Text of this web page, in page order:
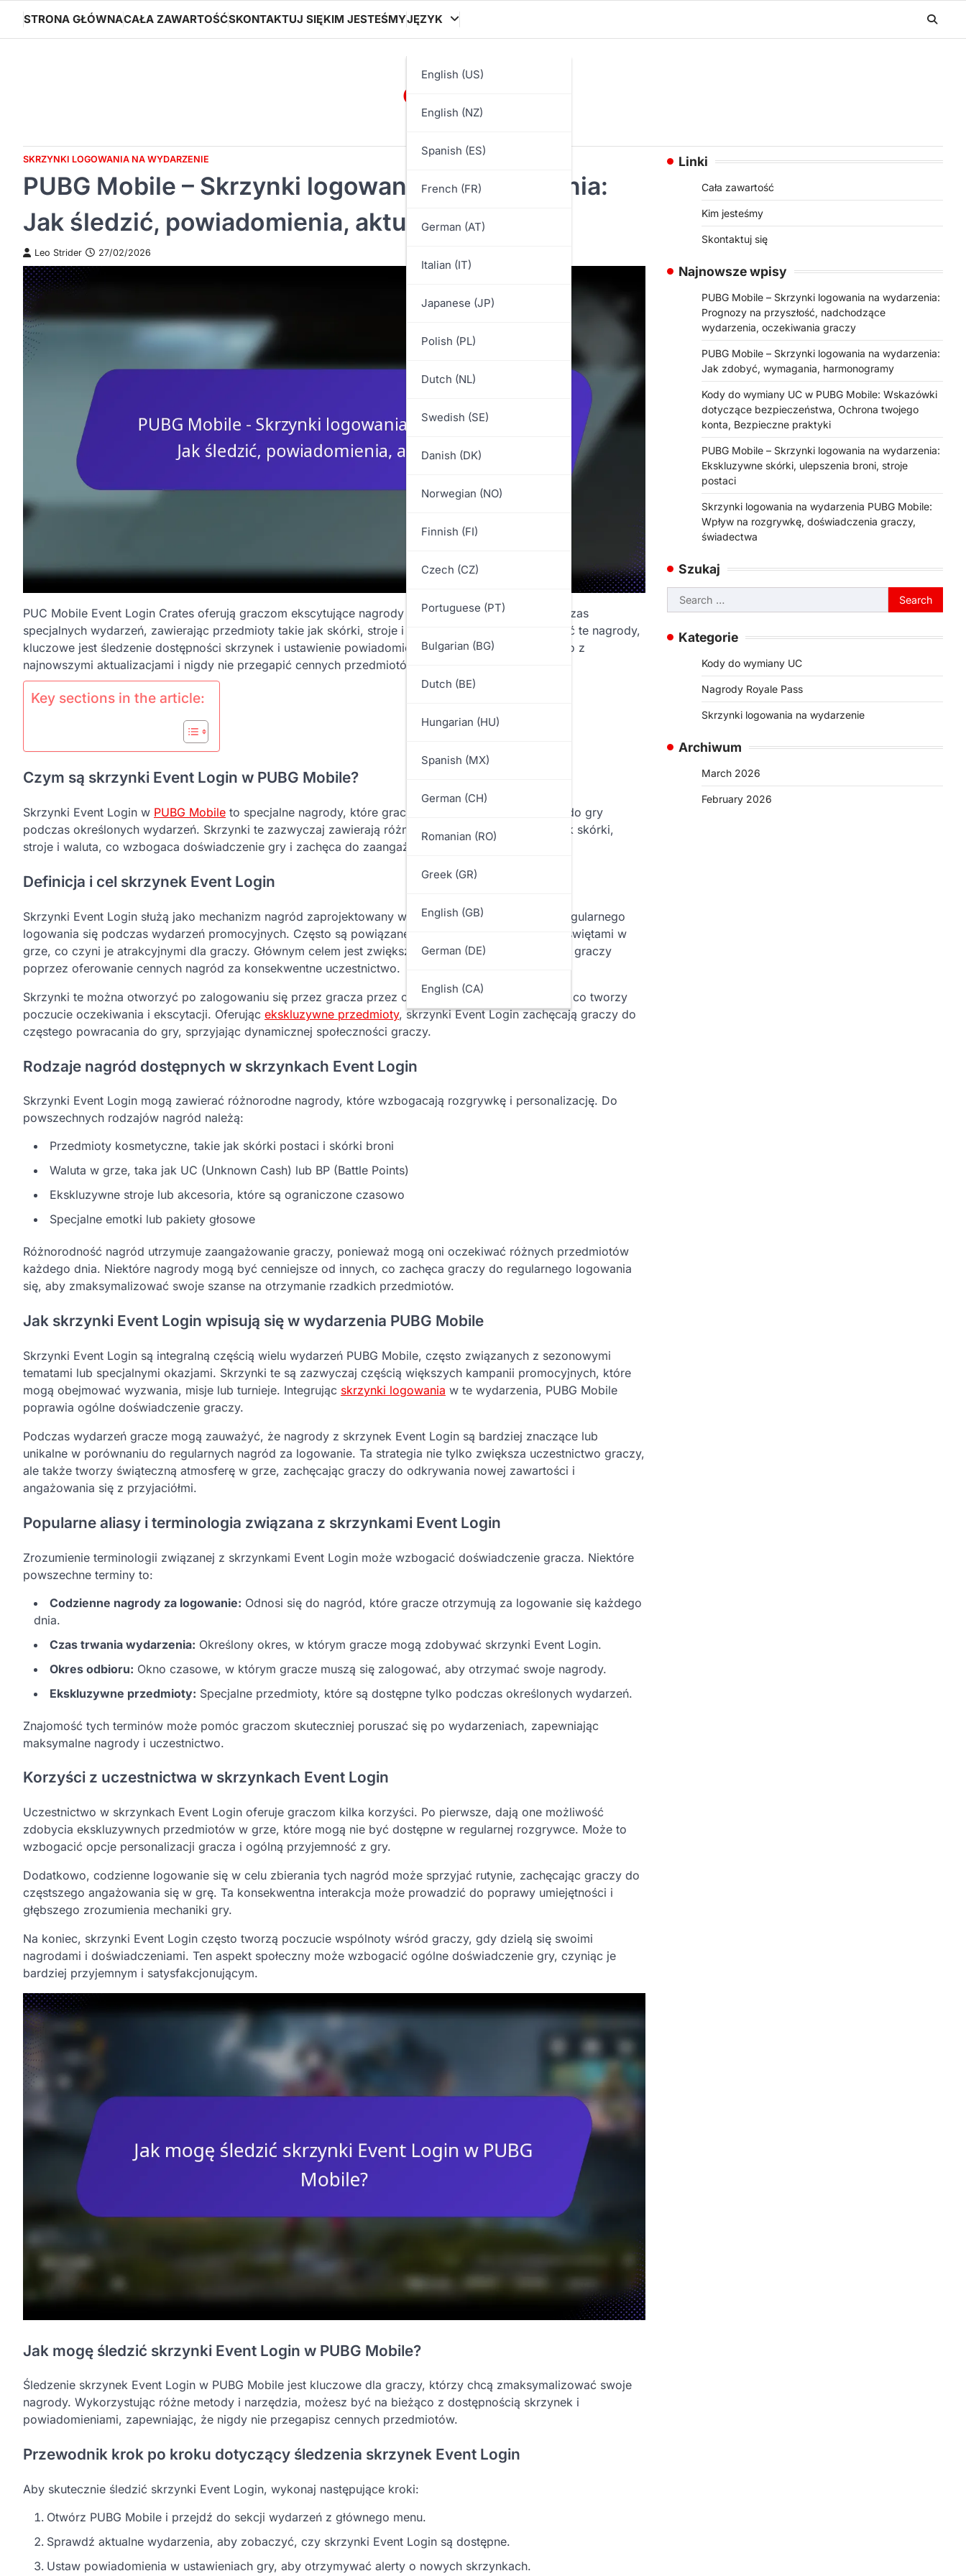
content
STRONA GŁÓWNACAŁA ZAWARTOŚĆSKONTAKTUJ SIĘKIM JESTEŚMYJĘZYK
English (US)
English (NZ)
Spanish (ES)
French (FR)
German (AT)
Italian (IT)
Japanese (JP)
Polish (PL)
Dutch (NL)
Swedish (SE)
Danish (DK)
Norwegian (NO)
Finnish (FI)
Czech (CZ)
Portuguese (PT)
Bulgarian (BG)
Dutch (BE)
Hungarian (HU)
Spanish (MX)
German (CH)
Romanian (RO)
Greek (GR)
English (GB)
German (DE)
English (CA)
ooocon.org
SKRZYNKI LOGOWANIA NA WYDARZENIE
PUBG Mobile – Skrzynki logowania na wydarzenia:
Jak śledzić, powiadomienia, aktualizacje
Leo Strider 27/02/2026
PUC Mobile Event Login Crates oferują graczom ekscytujące nagrody za logowanie się do gry podczas
specjalnych wydarzeń, zawierając przedmioty takie jak skórki, stroje i waluta. Aby zmaksymalizować te nagrody,
kluczowe jest śledzenie dostępności skrzynek i ustawienie powiadomień, co pozwala być na bieżąco z
najnowszymi aktualizacjami i nigdy nie przegapić cennych przedmiotów w grze.
Key sections in the article:
Czym są skrzynki Event Login w PUBG Mobile?
Skrzynki Event Login w PUBG Mobile to specjalne nagrody, które gracze mogą zdobyć, logując się do gry
podczas określonych wydarzeń. Skrzynki te zazwyczaj zawierają różne przedmioty w grze, takie jak skórki,
stroje i waluta, co wzbogaca doświadczenie gry i zachęca do zaangażowania graczy.
Definicja i cel skrzynek Event Login
Skrzynki Event Login służą jako mechanizm nagród zaprojektowany w celu zachęcenia graczy do regularnego
logowania się podczas wydarzeń promocyjnych. Często są powiązane z określonymi tematami lub świętami w
grze, co czyni je atrakcyjnymi dla graczy. Głównym celem jest zwiększenie retencji i zaangażowania graczy
poprzez oferowanie cennych nagród za konsekwentne uczestnictwo.
Skrzynki te można otworzyć po zalogowaniu się przez gracza przez określoną liczbę kolejnych dni, co tworzy
poczucie oczekiwania i ekscytacji. Oferując ekskluzywne przedmioty, skrzynki Event Login zachęcają graczy do
częstego powracania do gry, sprzyjając dynamicznej społeczności graczy.
Rodzaje nagród dostępnych w skrzynkach Event Login
Skrzynki Event Login mogą zawierać różnorodne nagrody, które wzbogacają rozgrywkę i personalizację. Do
powszechnych rodzajów nagród należą:
Przedmioty kosmetyczne, takie jak skórki postaci i skórki broni
Waluta w grze, taka jak UC (Unknown Cash) lub BP (Battle Points)
Ekskluzywne stroje lub akcesoria, które są ograniczone czasowo
Specjalne emotki lub pakiety głosowe
Różnorodność nagród utrzymuje zaangażowanie graczy, ponieważ mogą oni oczekiwać różnych przedmiotów
każdego dnia. Niektóre nagrody mogą być cenniejsze od innych, co zachęca graczy do regularnego logowania
się, aby zmaksymalizować swoje szanse na otrzymanie rzadkich przedmiotów.
Jak skrzynki Event Login wpisują się w wydarzenia PUBG Mobile
Skrzynki Event Login są integralną częścią wielu wydarzeń PUBG Mobile, często związanych z sezonowymi
tematami lub specjalnymi okazjami. Skrzynki te są zazwyczaj częścią większych kampanii promocyjnych, które
mogą obejmować wyzwania, misje lub turnieje. Integrując skrzynki logowania w te wydarzenia, PUBG Mobile
poprawia ogólne doświadczenie graczy.
Podczas wydarzeń gracze mogą zauważyć, że nagrody z skrzynek Event Login są bardziej znaczące lub
unikalne w porównaniu do regularnych nagród za logowanie. Ta strategia nie tylko zwiększa uczestnictwo graczy,
ale także tworzy świąteczną atmosferę w grze, zachęcając graczy do odkrywania nowej zawartości i
angażowania się z przyjaciółmi.
Popularne aliasy i terminologia związana z skrzynkami Event Login
Zrozumienie terminologii związanej z skrzynkami Event Login może wzbogacić doświadczenie gracza. Niektóre
powszechne terminy to:
Codzienne nagrody za logowanie: Odnosi się do nagród, które gracze otrzymują za logowanie się każdego
dnia.
Czas trwania wydarzenia: Określony okres, w którym gracze mogą zdobywać skrzynki Event Login.
Okres odbioru: Okno czasowe, w którym gracze muszą się zalogować, aby otrzymać swoje nagrody.
Ekskluzywne przedmioty: Specjalne przedmioty, które są dostępne tylko podczas określonych wydarzeń.
Znajomość tych terminów może pomóc graczom skuteczniej poruszać się po wydarzeniach, zapewniając
maksymalne nagrody i uczestnictwo.
Korzyści z uczestnictwa w skrzynkach Event Login
Uczestnictwo w skrzynkach Event Login oferuje graczom kilka korzyści. Po pierwsze, dają one możliwość
zdobycia ekskluzywnych przedmiotów w grze, które mogą nie być dostępne w regularnej rozgrywce. Może to
wzbogacić opcje personalizacji gracza i ogólną przyjemność z gry.
Dodatkowo, codzienne logowanie się w celu zbierania tych nagród może sprzyjać rutynie, zachęcając graczy do
częstszego angażowania się w grę. Ta konsekwentna interakcja może prowadzić do poprawy umiejętności i
głębszego zrozumienia mechaniki gry.
Na koniec, skrzynki Event Login często tworzą poczucie wspólnoty wśród graczy, gdy dzielą się swoimi
nagrodami i doświadczeniami. Ten aspekt społeczny może wzbogacić ogólne doświadczenie gry, czyniąc je
bardziej przyjemnym i satysfakcjonującym.
Jak mogę śledzić skrzynki Event Login w PUBG Mobile?
Śledzenie skrzynek Event Login w PUBG Mobile jest kluczowe dla graczy, którzy chcą zmaksymalizować swoje
nagrody. Wykorzystując różne metody i narzędzia, możesz być na bieżąco z dostępnością skrzynek i
powiadomieniami, zapewniając, że nigdy nie przegapisz cennych przedmiotów.
Przewodnik krok po kroku dotyczący śledzenia skrzynek Event Login
Aby skutecznie śledzić skrzynki Event Login, wykonaj następujące kroki:
Otwórz PUBG Mobile i przejdź do sekcji wydarzeń z głównego menu.
Sprawdź aktualne wydarzenia, aby zobaczyć, czy skrzynki Event Login są dostępne.
Ustaw powiadomienia w ustawieniach gry, aby otrzymywać alerty o nowych skrzynkach.
Linki
Cała zawartość
Kim jesteśmy
Skontaktuj się
Najnowsze wpisy
PUBG Mobile – Skrzynki logowania na wydarzenia:
Prognozy na przyszłość, nadchodzące
wydarzenia, oczekiwania graczy
PUBG Mobile – Skrzynki logowania na wydarzenia:
Jak zdobyć, wymagania, harmonogramy
Kody do wymiany UC w PUBG Mobile: Wskazówki
dotyczące bezpieczeństwa, Ochrona twojego
konta, Bezpieczne praktyki
PUBG Mobile – Skrzynki logowania na wydarzenia:
Ekskluzywne skórki, ulepszenia broni, stroje
postaci
Skrzynki logowania na wydarzenia PUBG Mobile:
Wpływ na rozgrywkę, doświadczenia graczy,
świadectwa
Szukaj
Search
for:
Kategorie
Kody do wymiany UC
Nagrody Royale Pass
Skrzynki logowania na wydarzenie
Archiwum
March 2026
February 2026